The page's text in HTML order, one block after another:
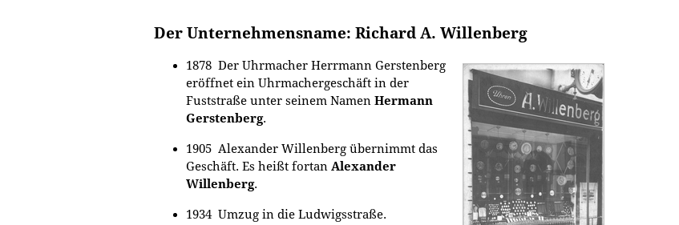
Der Unternehmensname: Richard A. Willenberg
1878 Der Uhrmacher Herrmann Gerstenberg
eröffnet ein Uhrmachergeschäft in der
Fuststraße unter seinem Namen Hermann
Gerstenberg.
1905 Alexander Willenberg übernimmt das
Geschäft. Es heißt fortan Alexander
Willenberg.
1934 Umzug in die Ludwigsstraße.